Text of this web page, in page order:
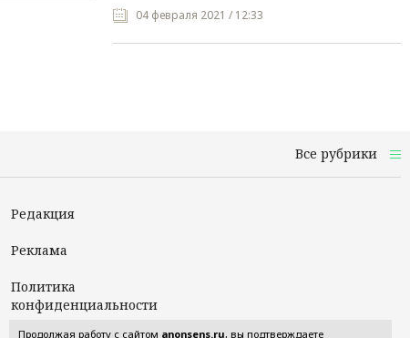
04 февраля 2021 / 12:33
Все рубрики
Редакция
Реклама
Политика
конфиденциальности
Продолжая работу с сайтом anonsens.ru, вы подтверждаете